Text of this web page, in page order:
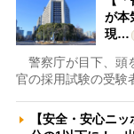
が本
現…
警察庁が目下、頭
官の採用試験の受
【安全・安心ニ